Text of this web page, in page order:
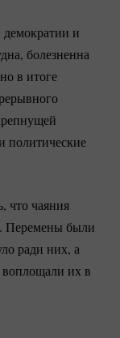
и
болезненна
в итоге
политические
что чаяния
Перемены были
ради них, а
воплощали их в